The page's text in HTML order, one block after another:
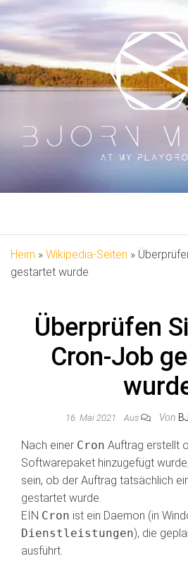
Auf meinem Spielplatz
Heim » Wikipedia-Seiten »
gestartet wurde
Überprüfen
Cron-Job
16. Mai 2021 Aus Von
Nach einer Cron Auftrag erstellt
Softwarepaket hinzugefügt
sein, ob der Auftrag tatsächlich
gestartet wurde.
EIN Cron ist ein Daemon (in
Dienstleistungen), die
ausführt.